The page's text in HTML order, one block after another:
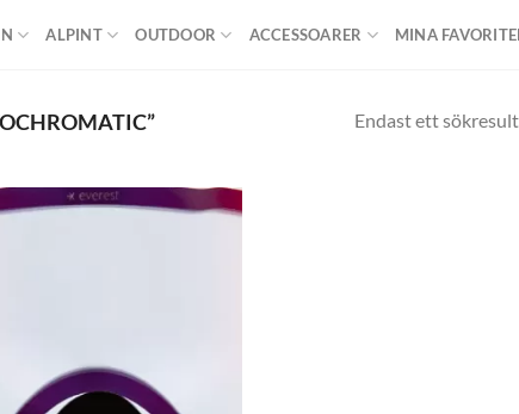
ALPINT OUTDOOR ACCESSOARER MINA
Endast ett